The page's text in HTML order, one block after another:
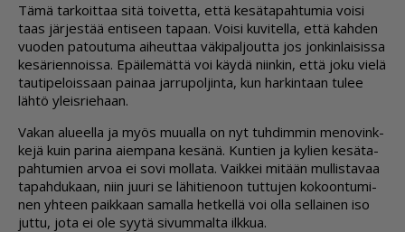
Tämä tar­koit­taa sitä toi­vet­ta, et­tä ke­sä­ta­pah­tu­mia voi­si
taas jär­jes­tää en­ti­seen ta­paan. Voi­si ku­vi­tel­la, et­tä kah­den
vuo­den pa­tou­tu­ma ai­heut­taa vä­ki­pal­jout­ta jos jon­kin­lai­sis­sa
ke­sä­rien­nois­sa. Epäi­le­mät­tä voi käy­dä niin­kin, et­tä joku vie­lä
tau­ti­pe­lois­saan pai­naa jar­ru­pol­jin­ta, kun har­kin­taan tu­lee
läh­tö yleis­rie­haan.
Va­kan alu­eel­la ja myös muu­al­la on nyt tuh­dim­min me­no­vink­
ke­jä kuin pa­ri­na ai­em­pa­na ke­sä­nä. Kun­tien ja ky­lien ke­sä­ta­
pah­tu­mien ar­voa ei sovi mol­la­ta. Vaik­kei mi­tään mul­lis­ta­vaa
ta­pah­du­kaan, niin juu­ri se lä­hi­tie­noon tut­tu­jen ko­koon­tu­mi­
nen yh­teen paik­kaan sa­mal­la het­kel­lä voi ol­la sel­lai­nen iso
jut­tu, jota ei ole syy­tä si­vum­mal­ta ilk­kua.